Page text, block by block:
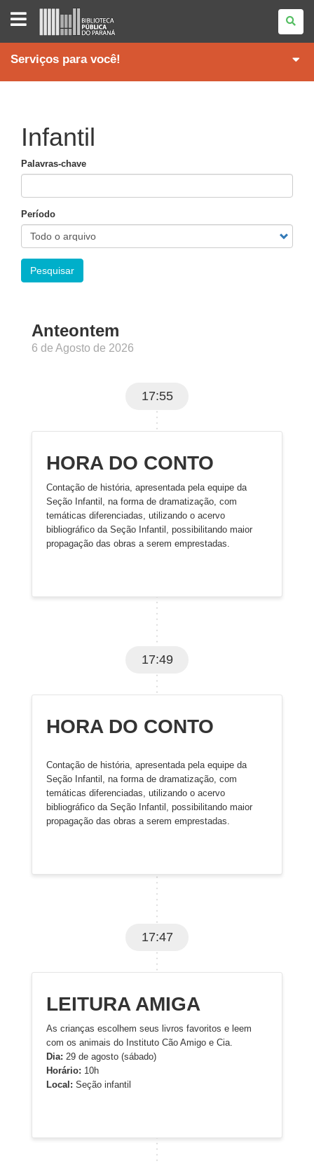
BIBLIOTECA
PARANÁ
Serviços para você!
Infantil
Palavras-chave
Período
Pesquisar
Anteontem
6 de Agosto de 2026
17:55
HORA DO CONTO
Contação de história, apresentada pela equipe da
Seção Infantil, na forma de dramatização, com
temáticas diferenciadas, utilizando o acervo
bibliográfico da Seção Infantil, possibilitando maior
propagação das obras a serem emprestadas.
17:49
HORA DO CONTO
Contação de história, apresentada pela equipe da
Seção Infantil, na forma de dramatização, com
temáticas diferenciadas, utilizando o acervo
bibliográfico da Seção Infantil, possibilitando maior
propagação das obras a serem emprestadas.
17:47
LEITURA AMIGA
As crianças escolhem seus livros favoritos e leem
com os animais do Instituto Cão Amigo e Cia.
Dia: 29 de agosto (sábado)
Horário: 10h
Local: Seção infantil